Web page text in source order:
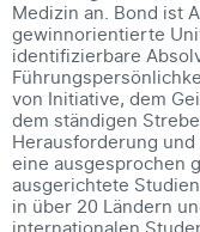
Medizin an. Bond ist
gewinnorientierte
identifizierbare
von Initiative, dem
dem ständigen
Herausforderung
eine ausgesprochen
ausgerichtete
in über 20 Ländern